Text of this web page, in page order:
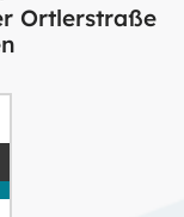
Ortlerstraße